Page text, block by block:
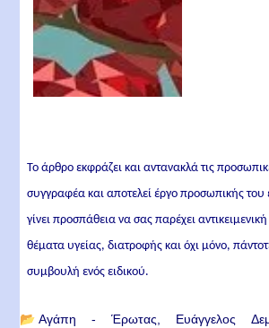
Το άρθρο εκφράζει και αντανακλά τις
συγγραφέα και αποτελεί έργο προσωπικής του
γίνει προσπάθεια να σας παρέχει
θέματα υγείας, διατροφής και όχι μόνο,
συμβουλή ενός ειδικού.
📂 Αγάπη - Έρωτας Ευάγγελος